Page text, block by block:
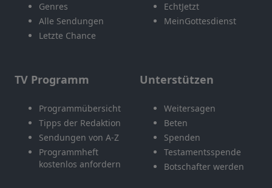
Genres
Alle Sendungen
Letzte Chance
EchtJetzt
MeinGottesdienst
TV Programm
Programmübersicht
Tipps der Redaktion
Sendungen von A-Z
Programmheft
kostenlos anfordern
Unterstützen
Weitersagen
Beten
Spenden
Testamentsspende
Botschafter werden